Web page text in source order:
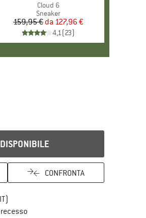
Articolo
Cloud 6
Gruppo di prodotti
Sneaker
Prezzo
159,95 € Prezzo ridotto
da 127,96 €
4,1(23)
CONFRONTA
Vai alla politica di recesso qui Si